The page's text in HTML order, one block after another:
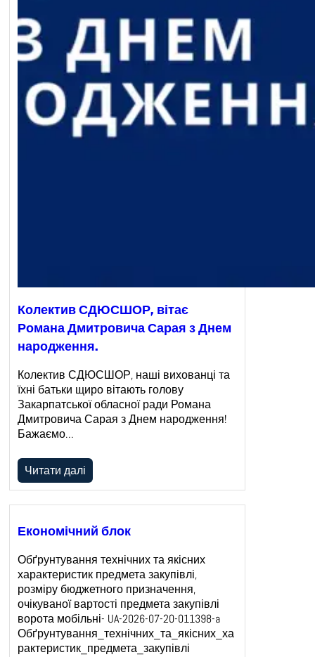
Колектив СДЮСШОР, вітає
Романа Дмитровича Сарая з Днем
народження.
Колектив СДЮСШОР, наші вихованці та
їхні батьки щиро вітають голову
Закарпатської обласної ради Романа
Дмитровича Сарая з Днем народження!
Бажаємо…
Читати далі
Економічний блок
Обґрунтування технічних та якісних
характеристик предмета закупівлі,
розміру бюджетного призначення,
очікуваної вартості предмета закупівлі
ворота мобільні- UA-2026-07-20-011398-a
Обґрунтування_технічних_та_якісних_ха
рактеристик_предмета_закупівлі